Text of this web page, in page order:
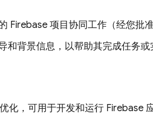
Firebase 项目协同工作（经您批准
和背景信息，以帮助其完成任务或
化，可用于开发和运行 Firebase